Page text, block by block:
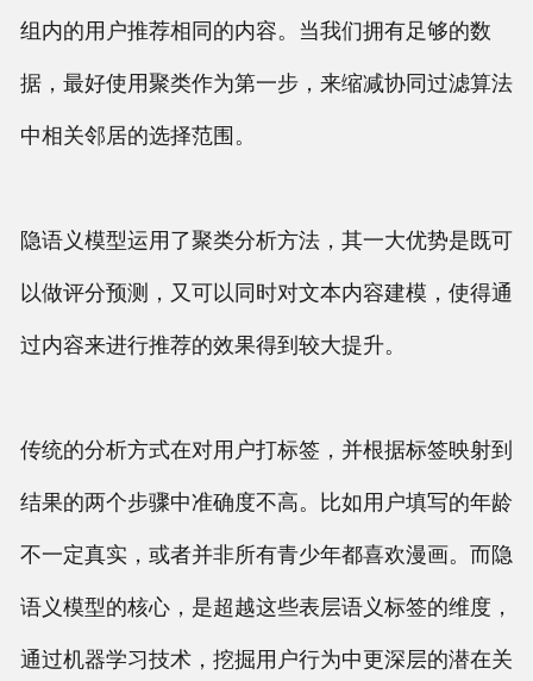
组内的用户推荐相同的内容。当我们拥有足够的数
据，最好使用聚类作为第一步，来缩减协同过滤算法
中相关邻居的选择范围。
隐语义模型运用了聚类分析方法，其一大优势是既可
以做评分预测，又可以同时对文本内容建模，使得通
过内容来进行推荐的效果得到较大提升。
传统的分析方式在对用户打标签，并根据标签映射到
结果的两个步骤中准确度不高。比如用户填写的年龄
不一定真实，或者并非所有青少年都喜欢漫画。而隐
语义模型的核心，是超越这些表层语义标签的维度，
通过机器学习技术，挖掘用户行为中更深层的潜在关